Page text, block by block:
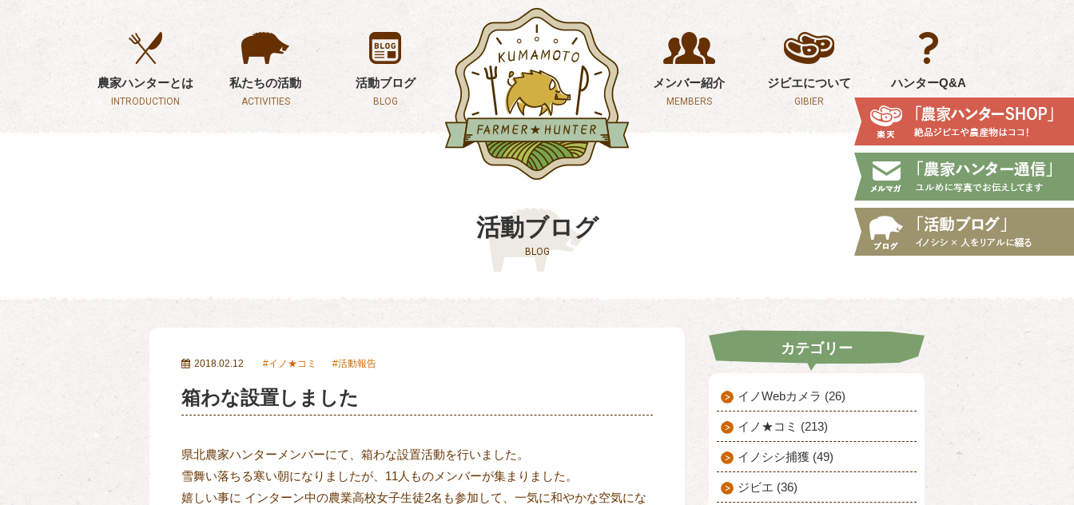
農家ハンターとは
INTRODUCTION
私たちの活動
ACTIVITIES
活動ブログ
BLOG
メンバー紹介
MEMBERS
ジビエについて
GIBIER
ハンターQ&A
活動ブログ
BLOG
2018.02.12 イノ★コミ 活動報告
箱わな設置しました
県北農家ハンターメンバーにて、箱わな設置活動を行いました。
雪舞い落ちる寒い朝になりましたが、11人ものメンバーが集まりました。
嬉しい事に インターン中の農業高校女子生徒2名も参加して、一気に和やかな空気にな
カテゴリー
イノWebカメラ (26)
イノ★コミ (213)
イノシシ捕獲 (49)
ジビエ (36)